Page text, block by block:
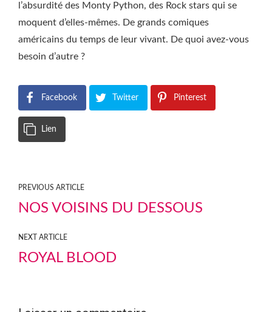
l’absurdité des Monty Python, des Rock stars qui se
moquent d’elles-mêmes. De grands comiques
américains du temps de leur vivant. De quoi avez-vous
besoin d’autre ?
Facebook Twitter Pinterest
Lien
PREVIOUS ARTICLE
NOS VOISINS DU DESSOUS
NEXT ARTICLE
ROYAL BLOOD